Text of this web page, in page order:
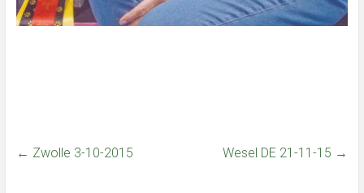
← Zwolle 3-10-2015 Wesel DE 21-11-15 →